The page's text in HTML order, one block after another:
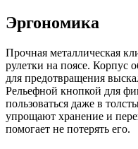
Эргономика
Прочная металлическая
рулетки на поясе. Корпус
для предотвращения
Рельефной кнопкой для
пользоваться даже в
упрощают хранение и
помогает не потерять его.